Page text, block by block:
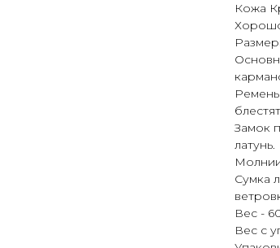
Кожа
Замок
латунь.
Сумка
Вес -
Вес с